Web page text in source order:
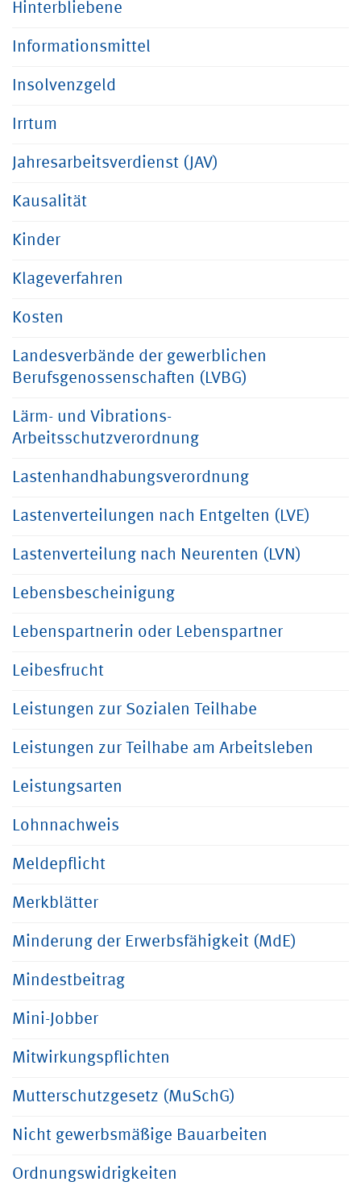
Hinterbliebene
Informationsmittel
Insolvenzgeld
Irrtum
Jahresarbeitsverdienst (JAV)
Kausalität
Kinder
Klageverfahren
Kosten
Landesverbände der gewerblichen
Berufsgenossenschaften (LVBG)
Lärm- und Vibrations-
Arbeitsschutzverordnung
Lastenhandhabungsverordnung
Lastenverteilungen nach Entgelten (LVE)
Lastenverteilung nach Neurenten (LVN)
Lebensbescheinigung
Lebenspartnerin oder Lebenspartner
Leibesfrucht
Leistungen zur Sozialen Teilhabe
Leistungen zur Teilhabe am Arbeitsleben
Leistungsarten
Lohnnachweis
Meldepflicht
Merkblätter
Minderung der Erwerbsfähigkeit (MdE)
Mindestbeitrag
Mini-Jobber
Mitwirkungspflichten
Mutterschutzgesetz (MuSchG)
Nicht gewerbsmäßige Bauarbeiten
Ordnungswidrigkeiten